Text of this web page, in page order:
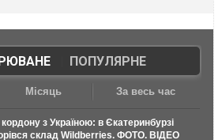
| ПОПУЛЯРНЕ
Місяць За весь час
з Україною: в Єкатеринбурзі
склад Wildberries. ФОТО. ВІДЕО